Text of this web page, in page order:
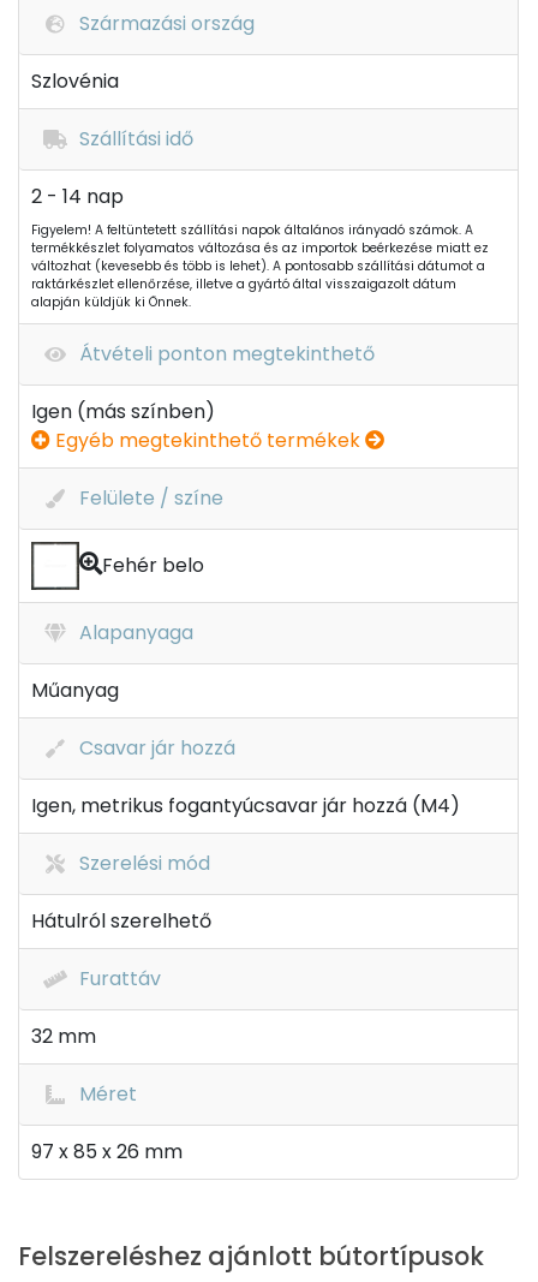
Származási ország
Szlovénia
Szállítási idő
2 - 14 nap
Figyelem! A feltüntetett szállítási napok általános irányadó számok. A
termékkészlet folyamatos változása és az importok beérkezése miatt ez
változhat (kevesebb és több is lehet). A pontosabb szállítási dátumot a
raktárkészlet ellenőrzése, illetve a gyártó által visszaigazolt dátum
alapján küldjük ki Önnek.
Átvételi ponton megtekinthető
Igen (más színben)
Egyéb megtekinthető termékek
Felülete / színe
Fehér belo
Alapanyaga
Műanyag
Csavar jár hozzá
Igen, metrikus fogantyúcsavar jár hozzá (M4)
Szerelési mód
Hátulról szerelhető
Furattáv
32 mm
Méret
97 x 85 x 26 mm
Felszereléshez ajánlott bútortípusok